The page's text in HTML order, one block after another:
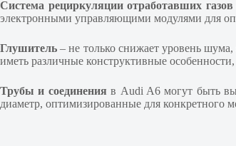
Система рециркуляции отработавших
электронными управляющими модулями для
Глушитель – не только снижает уровень
иметь различные конструктивные
Трубы и соединения в Audi A6 могут быть
диаметр, оптимизированные для конкретного